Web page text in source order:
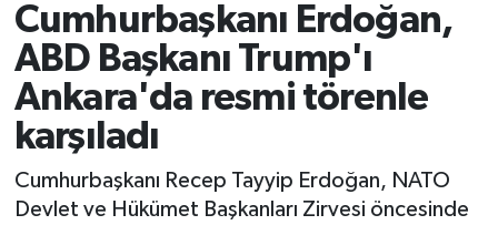
Cumhurbaşkanı Erdoğan,
ABD Başkanı Trump'ı
Ankara'da resmi törenle
karşıladı
Cumhurbaşkanı Recep Tayyip Erdoğan, NATO
Devlet ve Hükümet Başkanları Zirvesi öncesinde
Eği̇ti̇m
Resmi İlanlar
Sağlık
Si̇yaset
Süper Lig Puan Durumu ve Fikstür
Tüm Manşetler
Son Dakika Haberleri
Haber Arşivi